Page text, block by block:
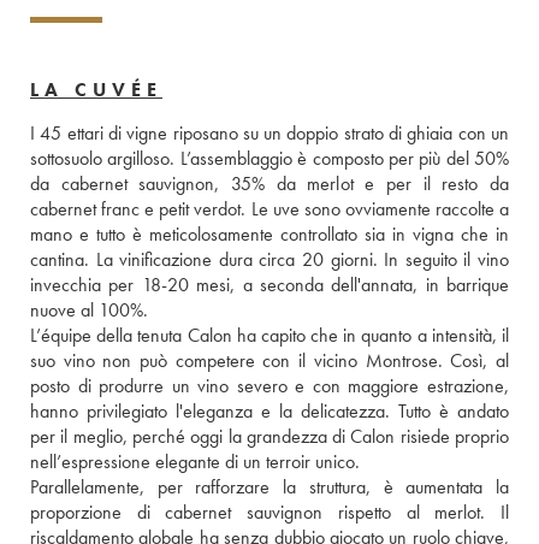
LA CUVÉE
I 45 ettari di vigne riposano su un doppio strato di ghiaia con un
sottosuolo argilloso. L’assemblaggio è composto per più del 50%
da cabernet sauvignon, 35% da merlot e per il resto da
cabernet franc e petit verdot. Le uve sono ovviamente raccolte a
mano e tutto è meticolosamente controllato sia in vigna che in
cantina. La vinificazione dura circa 20 giorni. In seguito il vino
invecchia per 18-20 mesi, a seconda dell'annata, in barrique
nuove al 100%.
L’équipe della tenuta Calon ha capito che in quanto a intensità, il
suo vino non può competere con il vicino Montrose. Così, al
posto di produrre un vino severo e con maggiore estrazione,
hanno privilegiato l'eleganza e la delicatezza. Tutto è andato
per il meglio, perché oggi la grandezza di Calon risiede proprio
nell’espressione elegante di un terroir unico.
Parallelamente, per rafforzare la struttura, è aumentata la
proporzione di cabernet sauvignon rispetto al merlot. Il
riscaldamento globale ha senza dubbio giocato un ruolo chiave,